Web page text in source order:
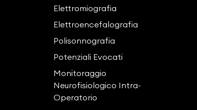
Elettromiografia
Elettroencefalografia
Polisonnografia
Potenziali Evocati
Monitoraggio
Neurofisiologico Intra-
Operatorio